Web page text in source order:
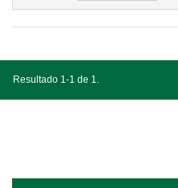
Resultado 1-1 de 1.